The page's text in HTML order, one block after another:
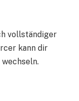
vollständiger
kann dir